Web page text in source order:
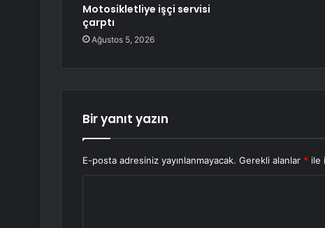
Motosikletliye işçi servisi
çarptı
Ağustos 5, 2026
Bir yanıt yazın
E-posta adresiniz yayınlanmayacak. Gerekli alanlar * ile